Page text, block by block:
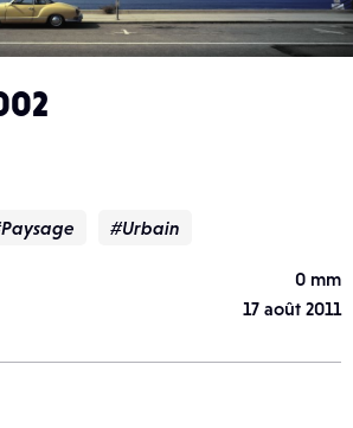
#Urbain
0 mm
17 août 2011